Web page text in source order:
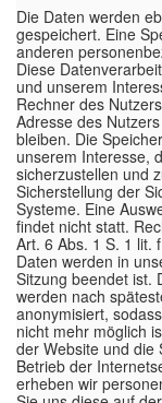
Die Daten werden
gespeichert. Eine
anderen
Diese
und unserem
Rechner des
Adresse des
bleiben. Die
unserem Interesse,
sicherzustellen und
Sicherstellung der
Systeme. Eine
findet nicht statt.
Art. 6 Abs. 1 S. 1 lit.
Daten werden in
Sitzung beendet ist.
werden nach
anonymisiert,
nicht mehr möglich
der Website und die
Betrieb der
erheben wir